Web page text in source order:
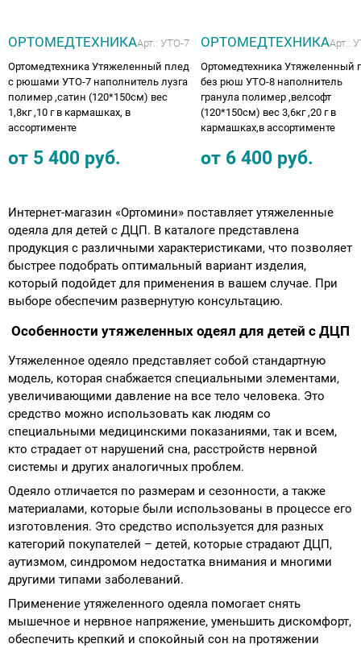
ОРТОМЕДТЕХНИКААрт.: УТО-7
Ортомедтехника Утяжеленный плед
с рюшами УТО-7 наполнитель лузга
полимер ,сатин (120*150см) вес
1,8кг ,10 г в кармашках, в
ассортименте
от 5 400 руб.
ОРТОМЕДТЕХНИКААрт.:
Ортомедтехника Утяжеленный
без рюш УТО-8 наполнитель
гранула полимер ,велсофт
(120*150см) вес 3,6кг ,20 г в
кармашках,в ассортименте
от 6 400 руб.
Интернет-магазин «Ортомини» поставляет утяжеленные
одеяла для детей с ДЦП. В каталоге представлена
продукция с различными характеристиками, что позволяет
быстрее подобрать оптимальный вариант изделия,
который подойдет для применения в вашем случае. При
выборе обеспечим развернутую консультацию.
Особенности утяжеленных одеял для детей с ДЦП
Утяжеленное одеяло представляет собой стандартную
модель, которая снабжается специальными элементами,
увеличивающими давление на все тело человека. Это
средство можно использовать как людям со
специальными медицинскими показаниями, так и всем,
кто страдает от нарушений сна, расстройств нервной
системы и других аналогичных проблем.
Одеяло отличается по размерам и сезонности, а также
материалами, которые были использованы в процессе его
изготовления. Это средство используется для разных
категорий покупателей – детей, которые страдают ДЦП,
аутизмом, синдромом недостатка внимания и многими
другими типами заболеваний.
Применение утяжеленного одеяла помогает снять
мышечное и нервное напряжение, уменьшить дискомфорт,
обеспечить крепкий и спокойный сон на протяжении